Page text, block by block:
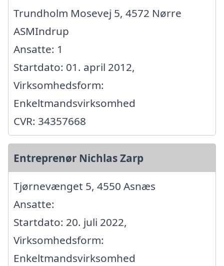
Trundholm Mosevej 5, 4572 Nørre
ASMIndrup
Ansatte: 1
Startdato: 01. april 2012,
Virksomhedsform:
Enkeltmandsvirksomhed
CVR: 34357668
Entreprenør Nichlas Zarp
Tjørnevænget 5, 4550 Asnæs
Ansatte:
Startdato: 20. juli 2022,
Virksomhedsform:
Enkeltmandsvirksomhed